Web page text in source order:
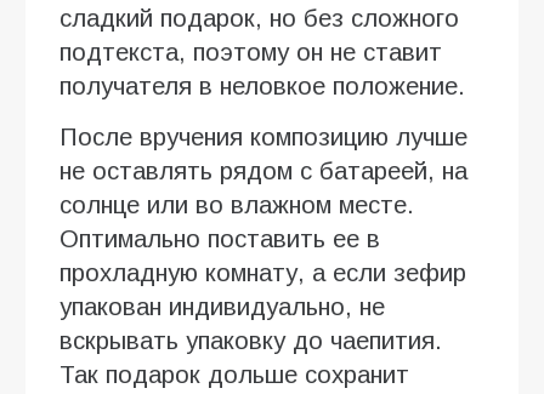
сладкий подарок, но без сложного
подтекста, поэтому он не ставит
получателя в неловкое положение.
После вручения композицию лучше
не оставлять рядом с батареей, на
солнце или во влажном месте.
Оптимально поставить ее в
прохладную комнату, а если зефир
упакован индивидуально, не
вскрывать упаковку до чаепития.
Так подарок дольше сохранит